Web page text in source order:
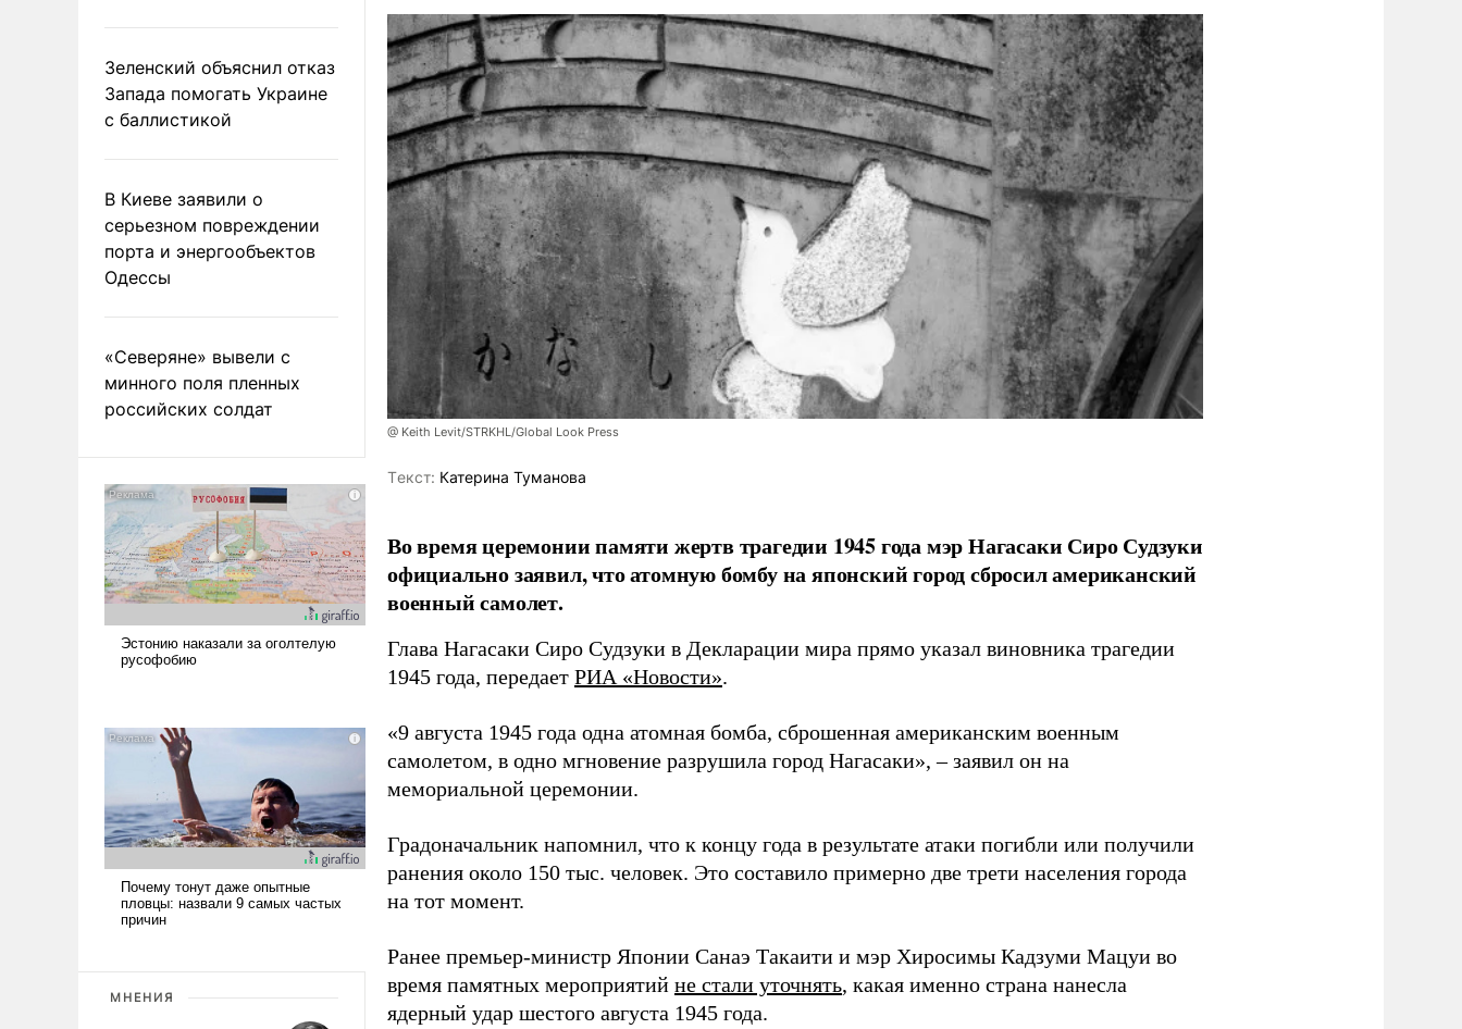
Зеленский объяснил отказ
Запада помогать Украине
с баллистикой
В Киеве заявили о
серьезном повреждении
порта и энергообъектов
Одессы
«Северяне» вывели с
минного поля пленных
российских солдат
МНЕНИЯ
@ Keith Levit/STRKHL/Global Look Press
Tекст: Катерина Туманова
Во время церемонии памяти жертв трагедии 1945 года мэр Нагасаки Сиро Судзуки
официально заявил, что атомную бомбу на японский город сбросил американский
военный самолет.
Глава Нагасаки Сиро Судзуки в Декларации мира прямо указал виновника трагедии
1945 года, передает РИА «Новости».
«9 августа 1945 года одна атомная бомба, сброшенная американским военным
самолетом, в одно мгновение разрушила город Нагасаки», – заявил он на
мемориальной церемонии.
Градоначальник напомнил, что к концу года в результате атаки погибли или получили
ранения около 150 тыс. человек. Это составило примерно две трети населения города
на тот момент.
Ранее премьер-министр Японии Санаэ Такаити и мэр Хиросимы Кадзуми Мацуи во
время памятных мероприятий не стали уточнять, какая именно страна нанесла
ядерный удар шестого августа 1945 года.